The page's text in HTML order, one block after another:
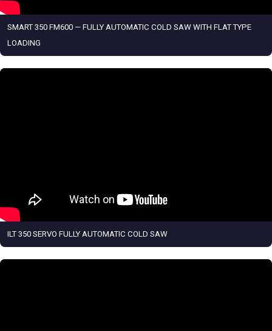
SMART 350 FM600 — FULLY AUTOMATIC COLD SAW WITH FLAT TYPE
LOADING
ILT 350 SERVO FULLY AUTOMATIC COLD SAW